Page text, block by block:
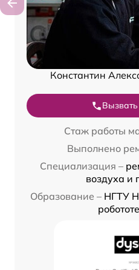
Константин
Стаж работы
Выполнено
Специализация –
воздуха и
Образование – НГТУ